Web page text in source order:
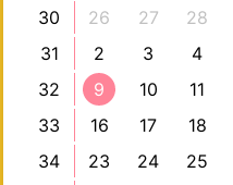
30
26 27 28
31
2 3 4
32
9 10 11
33
16 17 18
34
23 24 25